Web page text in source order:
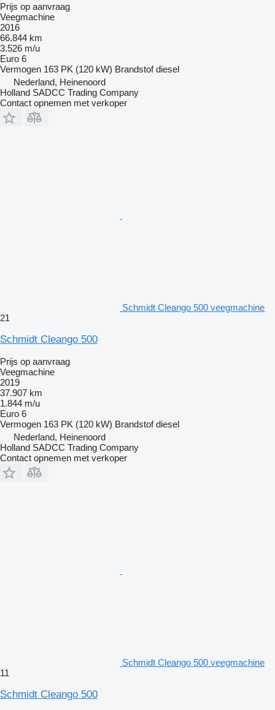
Prijs op aanvraag
Veegmachine
2016
66.844 km
3.526 m/u
Euro 6
Vermogen 163 PK (120 kW) Brandstof diesel
Nederland, Heinenoord
Holland SADCC Trading Company
Contact opnemen met verkoper
Schmidt Cleango 500 veegmachine
21
Schmidt Cleango 500
Prijs op aanvraag
Veegmachine
2019
37.907 km
1.844 m/u
Euro 6
Vermogen 163 PK (120 kW) Brandstof diesel
Nederland, Heinenoord
Holland SADCC Trading Company
Contact opnemen met verkoper
Schmidt Cleango 500 veegmachine
11
Schmidt Cleango 500